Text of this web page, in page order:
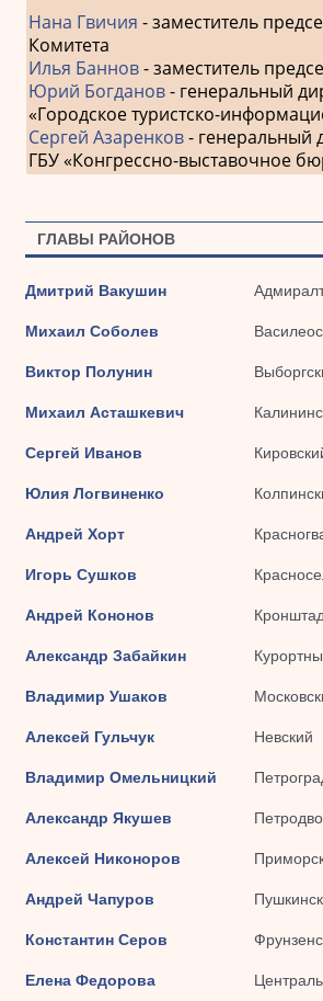
Нана Гвичия - заместитель
Комитета
Илья Баннов- заместитель
Юрий Богданов- генеральный
«Городское туристско-
Сергей Азаренков- генеральный
ГБУ «Конгрессно-выставочное
ГЛАВЫ РАЙОНОВ
Дмитрий Вакушин
Михаил Соболев
Виктор Полунин
Михаил Асташкевич
Сергей Иванов
Юлия Логвиненко
Андрей Хорт
Игорь Сушков
Андрей Кононов
Александр Забайкин
Владимир Ушаков
Алексей Гульчук Невский
Владимир Омельницкий
Александр Якушев
Алексей Никоноров
Андрей Чапуров
Константин Серов
Елена Федорова